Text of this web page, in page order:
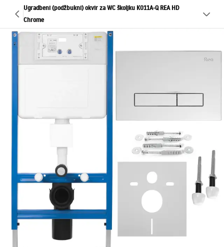
Ugradbeni (podžbukni) okvir za WC školjku K011A-Q REA HD
Chrome